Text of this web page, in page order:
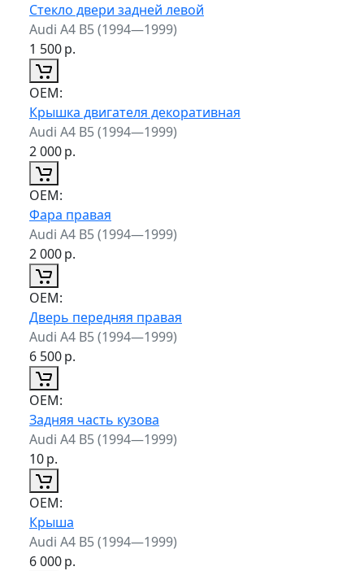
Стекло двери задней левой
Audi A4 B5 (1994—1999)
1 500р.
ОЕМ:
Крышка двигателя декоративная
Audi A4 B5 (1994—1999)
2 000р.
ОЕМ:
Фара правая
Audi A4 B5 (1994—1999)
2 000р.
ОЕМ:
Дверь передняя правая
Audi A4 B5 (1994—1999)
6 500р.
ОЕМ:
Задняя часть кузова
Audi A4 B5 (1994—1999)
10р.
ОЕМ:
Крыша
Audi A4 B5 (1994—1999)
6 000р.